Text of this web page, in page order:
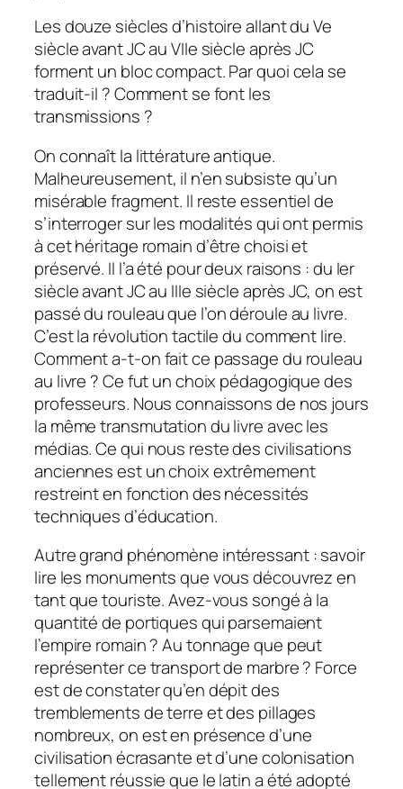
Les douze siècles d’histoire allant du Ve
siècle avant JC au VIIe siècle après JC
forment un bloc compact. Par quoi cela se
traduit-il ? Comment se font les
transmissions ?
On connaît la littérature antique.
Malheureusement, il n’en subsiste qu’un
misérable fragment. Il reste essentiel de
s’interroger sur les modalités qui ont permis
à cet héritage romain d’être choisi et
préservé. Il l’a été pour deux raisons : du Ier
siècle avant JC au IIIe siècle après JC, on est
passé du rouleau que l’on déroule au livre.
C’est la révolution tactile du comment lire.
Comment a-t-on fait ce passage du rouleau
au livre ? Ce fut un choix pédagogique des
professeurs. Nous connaissons de nos jours
la même transmutation du livre avec les
médias. Ce qui nous reste des civilisations
anciennes est un choix extrêmement
restreint en fonction des nécessités
techniques d’éducation.
Autre grand phénomène intéressant : savoir
lire les monuments que vous découvrez en
tant que touriste. Avez-vous songé à la
quantité de portiques qui parsemaient
l’empire romain ? Au tonnage que peut
représenter ce transport de marbre ? Force
est de constater qu’en dépit des
tremblements de terre et des pillages
nombreux, on est en présence d’une
civilisation écrasante et d’une colonisation
tellement réussie que le latin a été adopté